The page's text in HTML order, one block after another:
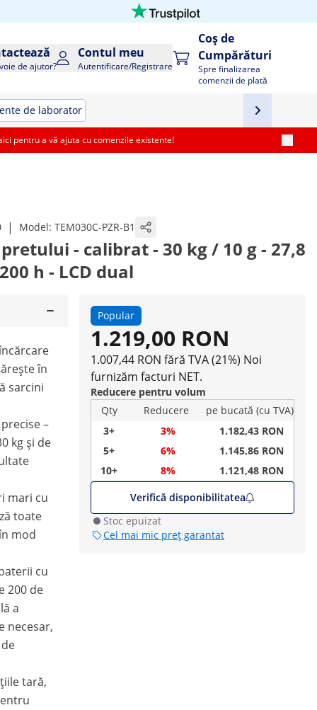
de ajutor?
Contul meu
Autentificare/Registrare
Coș de
Cumpărături
Spre finalizarea
comenzii de plată
de laborator
pentru a vă ajuta cu comenzile existente!
| Model: TEM030C-PZR-B1
- calibrat - 30 kg / 10 g - 27,8
h - LCD dual
Popular
1.219,00 RON
1.007,44 RON fără TVA (21%) Noi
furnizăm facturi NET.
Reducere pentru volum
Qty
Reducere
pe bucată (cu TVA)
3+
3%
1.182,43 RON
5+
6%
1.145,86 RON
10+
8%
1.121,48 RON
Verifică disponibilitatea
Stoc epuizat
Cel mai mic preț garantat
în
sarcini
–
kg și de
mari cu
toate
mod
cu
200 de
a
necesar,
tară,